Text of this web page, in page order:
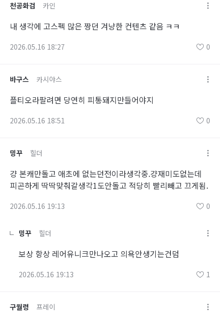
천공화검 카인
내 생각에 고스펙 많은 짱던 겨냥한 컨텐츠 같음 ㅋㅋ
2026.05.16 18:27 0
바구스 카시야스
플티오라팔려면 당연히 피통돼지만들어야지
2026.05.16 18:51 0
밍꾸 힐더
걍 본캐만돌고 애초에 없는던전이라생각중.걍재미도없는데
피곤하게 딱딱맞춰갈생각1도안돌고 적당히 빨리빼고 끄게됨.
2026.05.16 19:13 0
밍꾸 힐더
보상 항상 레어유니크만나오고 의욕안생기는건덤
2026.05.16 19:13 1
구월령 프레이